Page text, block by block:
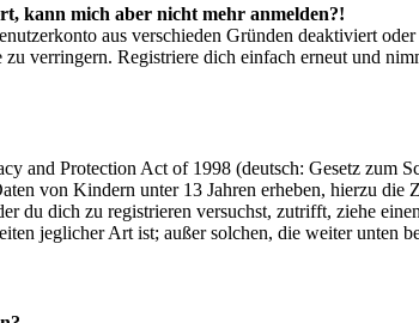
kann mich aber nicht mehr anmelden?!
aus verschieden Gründen deaktiviert
zu verringern. Registriere dich einfach erneut und
and Protection Act of 1998 (deutsch: Gesetz zum
von Kindern unter 13 Jahren erheben, hierzu
du dich zu registrieren versuchst, zutrifft, ziehe
jeglicher Art ist; außer solchen, die weiter unten